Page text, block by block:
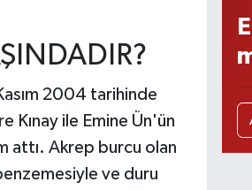
2004 tarihinde
Kınay ile Emine Ün'ün
attı. Akrep burcu olan
ve duru